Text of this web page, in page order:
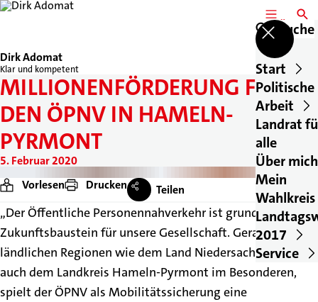
Dirk Adomat
Klar und kompetent
MENÜSuche
Start
Politische
Arbeit
Landrat
alle
Über mich
Mein
Wahlkreis
2017
Service
MILLIONENFÖRDERUNG FÜR
DEN ÖPNV IN HAMELN-
PYRMONT
5. Februar 2020
Vorlesen
Drucken Teilen
„Der Öffentliche Personennahverkehr ist grundlegender
Zukunftsbaustein für unsere Gesellschaft. Gerade in
ländlichen Regionen wie dem Land Niedersachsen, aber
auch dem Landkreis Hameln-Pyrmont im Besonderen,
spielt der ÖPNV als Mobilitätssicherung eine